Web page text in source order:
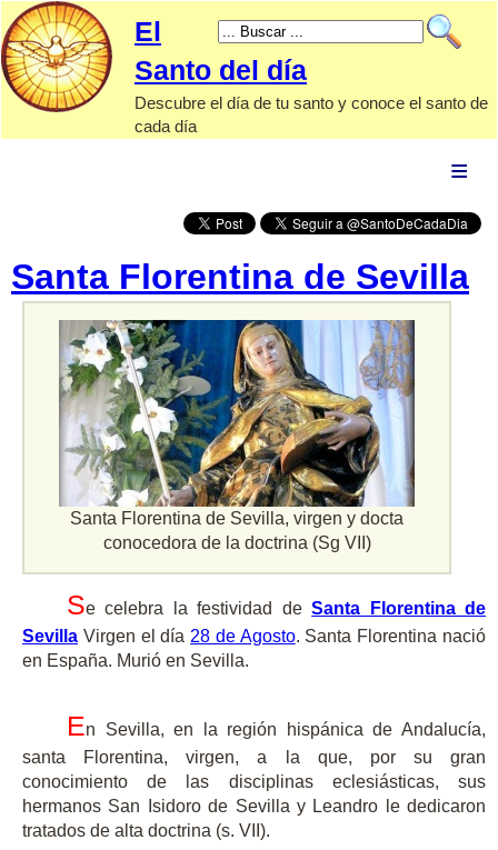
El
Santo del día
Descubre el día de tu santo y conoce el santo de
cada día
santoral
por tipo
Advocaciones
marianas
Santa Florentina de Sevilla
Santa Florentina de Sevilla, virgen y docta
conocedora de la doctrina (Sg VII)
Se celebra la festividad deSanta Florentina de
Sevilla Virgen el día 28 de Agosto. Santa Florentina nació
en España. Murió en Sevilla.
En Sevilla, en la región hispánica de Andalucía,
santa Florentina, virgen, a la que, por su gran
conocimiento de las disciplinas eclesiásticas, sus
hermanos San Isidoro de Sevilla y Leandro le dedicaron
tratados de alta doctrina (s. VII).